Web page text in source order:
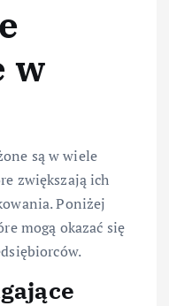
w
są w wiele
zwiększają ich
Poniżej
mogą okazać się